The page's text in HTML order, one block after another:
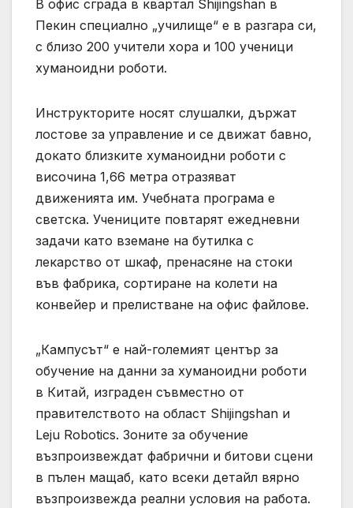
В офис сграда в квартал Shijingshan в
Пекин специално „училище“ е в разгара си,
с близо 200 учители хора и 100 ученици
хуманоидни роботи.
Инструкторите носят слушалки, държат
лостове за управление и се движат бавно,
докато близките хуманоидни роботи с
височина 1,66 метра отразяват
движенията им. Учебната програма е
светска. Учениците повтарят ежедневни
задачи като вземане на бутилка с
лекарство от шкаф, пренасяне на стоки
във фабрика, сортиране на колети на
конвейер и прелистване на офис файлове.
„Кампусът“ е най-големият център за
обучение на данни за хуманоидни роботи
в Китай, изграден съвместно от
правителството на област Shijingshan и
Leju Robotics. Зоните за обучение
възпроизвеждат фабрични и битови сцени
в пълен мащаб, като всеки детайл вярно
възпроизвежда реални условия на работа.